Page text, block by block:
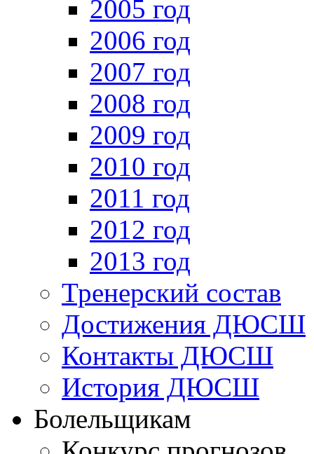
2005 год
2006 год
2007 год
2008 год
2009 год
2010 год
2011 год
2012 год
2013 год
Тренерский состав
Достижения ДЮСШ
Контакты ДЮСШ
История ДЮСШ
Болельщикам